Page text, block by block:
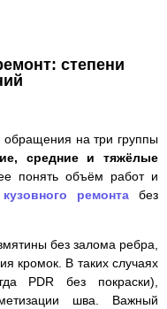
степени
на три группы
средние и тяжёлые
понять объём работ и
ремонтабез
без залома ребра,
кромок. В таких случаях
PDR без покраски),
шва. Важный